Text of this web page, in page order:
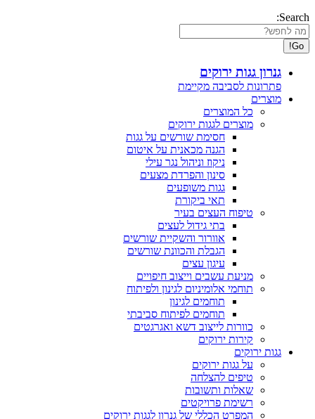
Search:
גנרון גגות ירוקים
פתרונות לסביבה מקיימת
מוצרים
כל המוצרים
מוצרים לגגות ירוקים
חסימת שורשים על גגות
הגנה מכאנית על איטום
ניקוז וניהול נגר עילי
סינון והפרדת מצעים
גגות משופעים
תאי ביקורת
טיפוח העצים בעיר
בתי גידול לעצים
אוורור והשקיית שורשים
הגבלת והכוונת שורשים
עיגון עצים
מניעת עשבים וייצוב חיפויים
תוחמי אלומיניום לגינון ולפיתוח
תוחמים לגינון
תוחמים לפיתוח סביבתי
כוורות לייצוב דשא ואגרגטים
קירות ירוקים
גגות ירוקים
על גגות ירוקים
טיפים להצלחה
שאלות ותשובות
רשימת פרויקטים
המפרט הכללי של גנרון לגגות ירוקים